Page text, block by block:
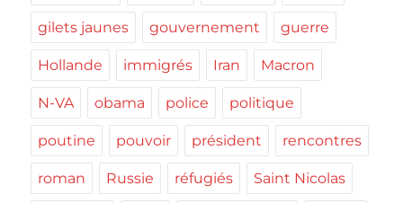
gilets jaunes gouvernement guerre
Hollande immigrés Iran Macron
N-VA obama police politique
poutine pouvoir président rencontres
roman Russie réfugiés Saint Nicolas